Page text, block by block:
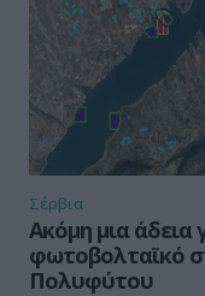
Σέρβια
Ακόμη μια άδεια
φωτοβολταϊκό
Πολυφύτου